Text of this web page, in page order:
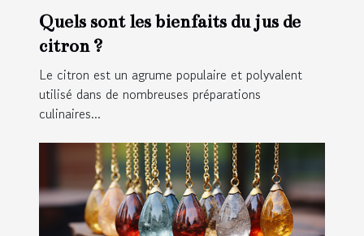
Quels sont les bienfaits du jus de
citron ?
Le citron est un agrume populaire et polyvalent
utilisé dans de nombreuses préparations
culinaires...